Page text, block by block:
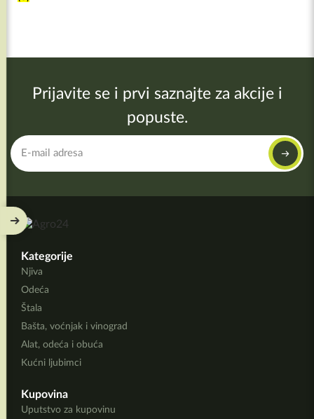
Prijavite se i prvi saznajte za akcije i
popuste.
Kategorije
Njiva
Odeća
Štala
Bašta, voćnjak i vinograd
Alat, odeća i obuća
Kućni ljubimci
Kupovina
Uputstvo za kupovinu